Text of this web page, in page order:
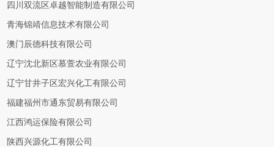
四川双流区卓越智能制造有限公司
青海锦靖信息技术有限公司
澳门辰德科技有限公司
辽宁沈北新区慕萱农业有限公司
辽宁甘井子区宏兴化工有限公司
福建福州市通东贸易有限公司
江西鸿运保险有限公司
陕西兴源化工有限公司